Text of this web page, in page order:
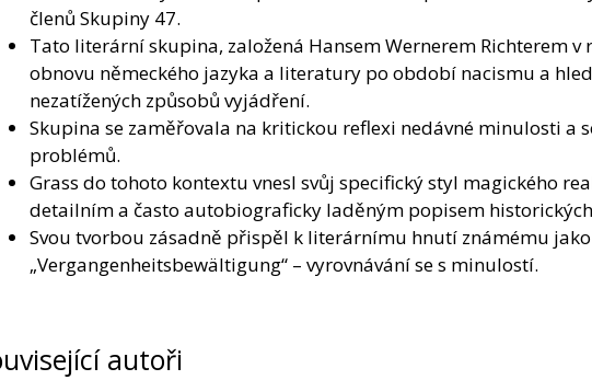
členů Skupiny 47.
Tato literární skupina, založená Hansem Wernerem Richterem v
obnovu německého jazyka a literatury po období nacismu a
nezatížených způsobů vyjádření.
Skupina se zaměřovala na kritickou reflexi nedávné minulosti a
problémů.
Grass do tohoto kontextu vnesl svůj specifický styl magického
detailním a často autobiograficky laděným popisem
Svou tvorbou zásadně přispěl k literárnímu hnutí známému jako
„Vergangenheitsbewältigung“ – vyrovnávání se s minulostí.
autoři